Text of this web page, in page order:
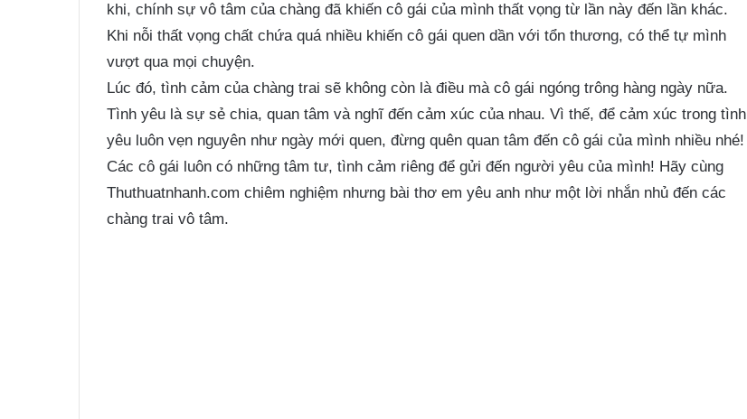
khi, chính sự vô tâm của chàng đã khiến cô gái của mình thất vọng từ lần này đến lần khác.
Khi nỗi thất vọng chất chứa quá nhiều khiến cô gái quen dần với tổn thương, có thể tự mình
vượt qua mọi chuyện.
Lúc đó, tình cảm của chàng trai sẽ không còn là điều mà cô gái ngóng trông hàng ngày nữa.
Tình yêu là sự sẻ chia, quan tâm và nghĩ đến cảm xúc của nhau. Vì thế, để cảm xúc trong tình
yêu luôn vẹn nguyên như ngày mới quen, đừng quên quan tâm đến cô gái của mình nhiều nhé!
Các cô gái luôn có những tâm tư, tình cảm riêng để gửi đến người yêu của mình! Hãy cùng
Thuthuatnhanh.com chiêm nghiệm nhưng bài thơ em yêu anh như một lời nhắn nhủ đến các
chàng trai vô tâm.